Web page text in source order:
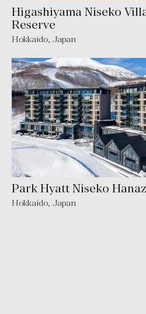
Higashiyama Niseko
Reserve
Hokkaido, Japan
Park Hyatt Niseko
Hokkaido, Japan